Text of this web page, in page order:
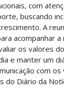
com
buscando
A
acompanhar a
os valores
e manter um
com os
do Diário da